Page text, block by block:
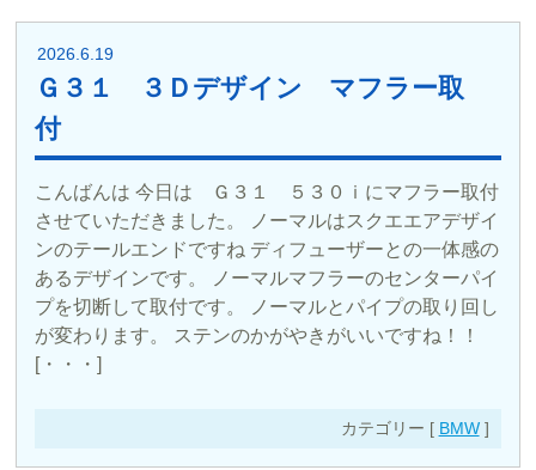
2026.6.19
Ｇ３１ ３Ｄデザイン マフラー取
付
こんばんは 今日は Ｇ３１ ５３０ｉにマフラー取付
させていただきました。 ノーマルはスクエエアデザイ
ンのテールエンドですね ディフューザーとの一体感の
あるデザインです。 ノーマルマフラーのセンターパイ
プを切断して取付です。 ノーマルとパイプの取り回し
が変わります。 ステンのかがやきがいいですね！！
[・・・]
カテゴリー [ BMW]